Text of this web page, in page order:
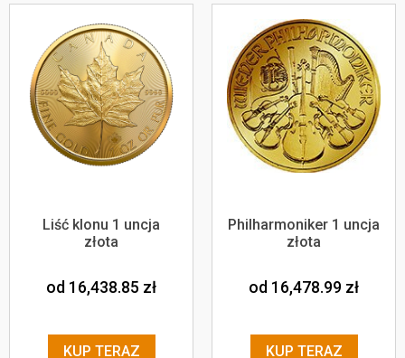
Liść klonu 1 uncja
złota
od 16,438.85 zł
KUP TERAZ
Philharmoniker 1 uncja
złota
od 16,478.99 zł
KUP TERAZ